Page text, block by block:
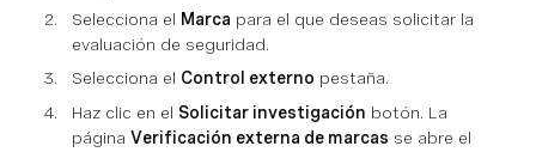
Selecciona el Marca para el que deseas solicitar la
evaluación de seguridad.
Selecciona el Control externo pestaña.
Haz clic en el Solicitar investigación botón. La
página Verificación externa de marcas se abre el